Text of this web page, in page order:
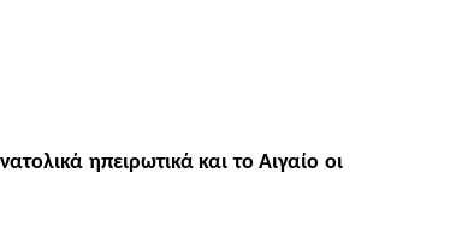
ηπειρωτικά και το Αιγαίο οι